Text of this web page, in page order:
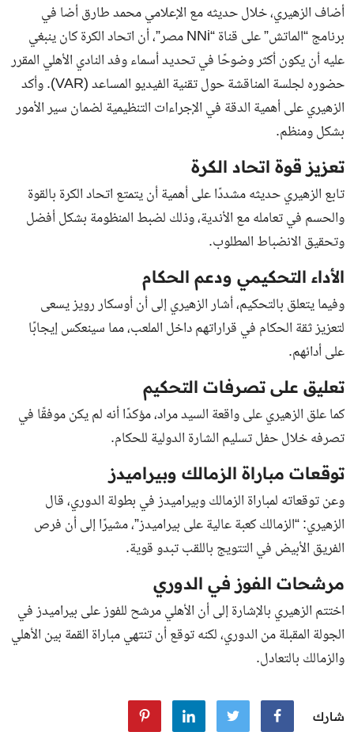
أضاف الزهيري، خلال حديثه مع الإعلامي محمد طارق أضا في
برنامج “الماتش” على قناة “NNi مصر”، أن اتحاد الكرة كان ينبغي
عليه أن يكون أكثر وضوحًا في تحديد أسماء وفد النادي الأهلي المقرر
حضوره لجلسة المناقشة حول تقنية الفيديو المساعد (VAR). وأكد
الزهيري على أهمية الدقة في الإجراءات التنظيمية لضمان سير الأمور
بشكل ومنظم.
تعزيز قوة اتحاد الكرة
تابع الزهيري حديثه مشددًا على أهمية أن يتمتع اتحاد الكرة بالقوة
والحسم في تعامله مع الأندية، وذلك لضبط المنظومة بشكل أفضل
وتحقيق الانضباط المطلوب.
الأداء التحكيمي ودعم الحكام
وفيما يتعلق بالتحكيم، أشار الزهيري إلى أن أوسكار رويز يسعى
لتعزيز ثقة الحكام في قراراتهم داخل الملعب، مما سينعكس إيجابًا
على أدائهم.
تعليق على تصرفات التحكيم
كما علق الزهيري على واقعة السيد مراد، مؤكدًا أنه لم يكن موفقًا في
تصرفه خلال حفل تسليم الشارة الدولية للحكام.
توقعات مباراة الزمالك وبيراميدز
وعن توقعاته لمباراة الزمالك وبيراميدز في بطولة الدوري، قال
الزهيري: “الزمالك كعبة عالية على بيراميدز”، مشيرًا إلى أن فرص
الفريق الأبيض في التتويج باللقب تبدو قوية.
مرشحات الفوز في الدوري
اختتم الزهيري بالإشارة إلى أن الأهلي مرشح للفوز على بيراميدز في
الجولة المقبلة من الدوري، لكنه توقع أن تنتهي مباراة القمة بين الأهلي
والزمالك بالتعادل.
شارك